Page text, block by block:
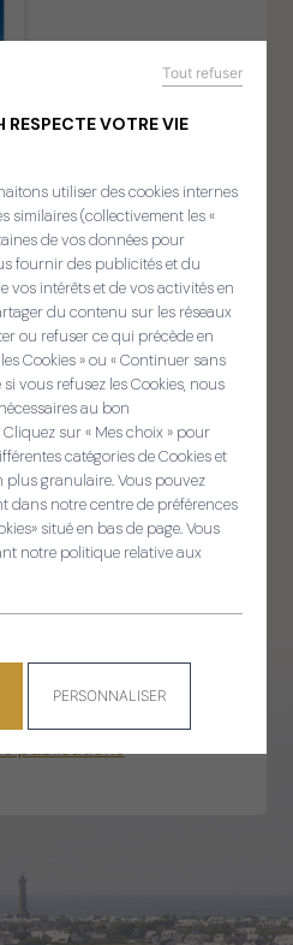
Panneau de gestion des
RESPECTE VOTRE VIE
utiliser des cookies internes
similaires (collectivement les «
de vos données pour
fournir des publicités et du
vos intérêts et de vos activités en
du contenu sur les réseaux
ou refuser ce qui précède en
Cookies » ou « Continuer sans
vous refusez les Cookies, nous
au bon
sur « Mes choix » pour
catégories de Cookies et
granulaire. Vous pouvez
dans notre centre de préférences
situé en bas de page. Vous
notre politique relative aux
Tout refuser
PERSONNALISER
publications